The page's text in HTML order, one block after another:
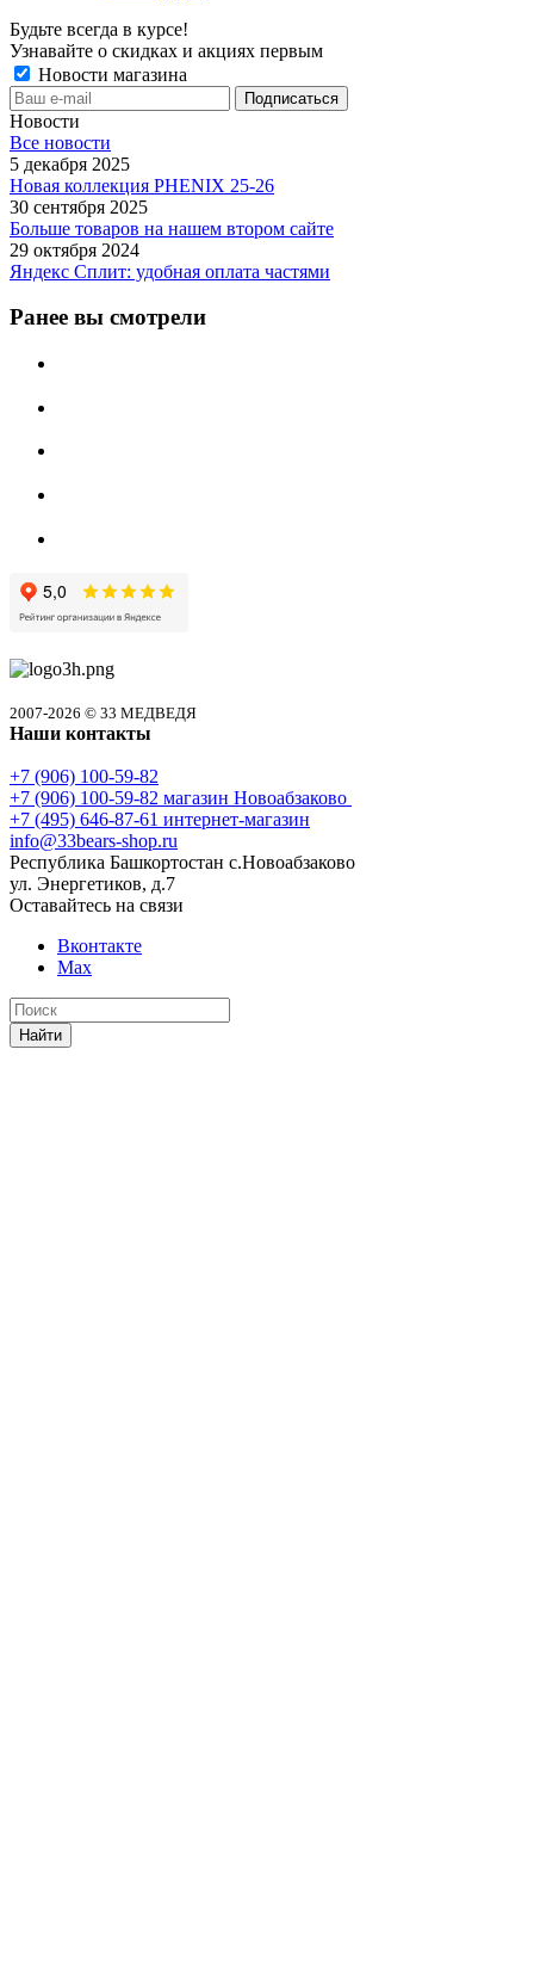
Будьте всегда в курсе!
Узнавайте о скидках и акциях первым
Новости магазина
Новости
Все новости
5 декабря 2025
Новая коллекция PHENIX 25-26
30 сентября 2025
Больше товаров на нашем втором сайте
29 октября 2024
Яндекс Сплит: удобная оплата частями
Ранее вы смотрели
2007-2026 © 33 МЕДВЕДЯ
Наши контакты
+7 (906) 100-59-82
+7 (906) 100-59-82 магазин Новоабзаково
+7 (495) 646-87-61 интернет-магазин
info@33bears-shop.ru
Республика Башкортостан с.Новоабзаково
ул. Энергетиков, д.7
Оставайтесь на связи
Вконтакте
Max
Найти